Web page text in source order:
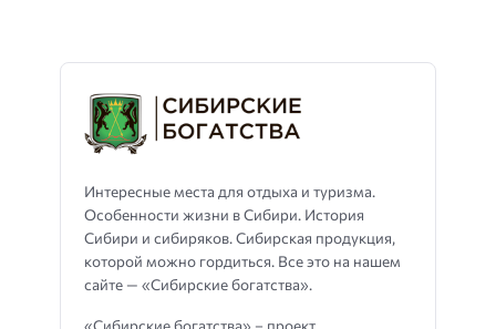
Интересные места для отдыха и туризма.
Особенности жизни в Сибири. История
Сибири и сибиряков. Сибирская продукция,
которой можно гордиться. Все это на нашем
сайте — «Сибирские богатства».
«Сибирские богатства» – проект,